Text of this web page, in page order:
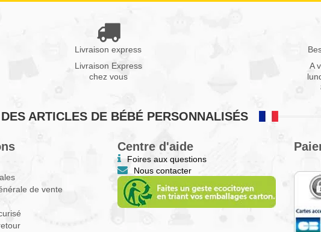
Livraison express
Livraison Express
chez vous
A
ARTICLES DE BÉBÉ PERSONNALISÉS
de vente
Centre d'aide
Foires aux questions
Nous contacter